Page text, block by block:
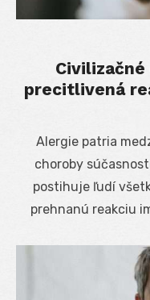
precitlivená
Alergie patria
choroby
postihuje ľudí
prehnanú reakciu